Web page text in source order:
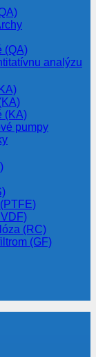
(QA)
analýzu
(KA)
pumpy
(RC)
(GF)